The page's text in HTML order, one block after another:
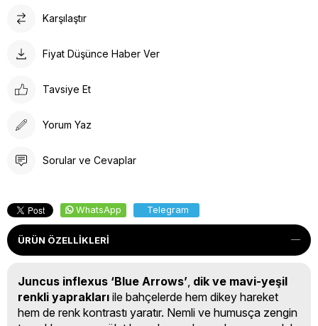
Karşılaştır
Fiyat Düşünce Haber Ver
Tavsiye Et
Yorum Yaz
Sorular ve Cevaplar
WhatsApp Telegram
ÜRÜN ÖZELLIKLERI
Juncus inflexus ‘Blue Arrows’ dik ve mavi-yeşil
renkli yaprakları ile bahçelerde hem dikey hareket
hem de renk kontrastı yaratır. Nemli ve humusça zengin